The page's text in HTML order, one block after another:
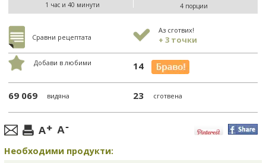
1 час и 40 минути 4 порции
Сравни рецептата
Аз сготвих!
+ 3 точки
Добави в любими 14
69 069 видяна 23 сготвена
Необходими продукти: